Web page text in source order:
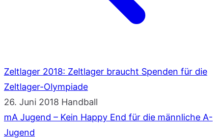
Zeltlager 2018: Zeltlager braucht Spenden für die
Zeltlager-Olympiade
26. Juni 2018 Handball
mA Jugend – Kein Happy End für die männliche A-
Jugend